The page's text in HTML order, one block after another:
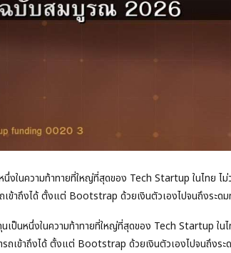
นึ่งในความท้าทายที่ใหญ่ที่สุดของ Tech Startup ในไทย ไ
เข้าถึงได้ ตั้งแต่ Bootstrap ด้วยเงินตัวเองไปจนถึงระ
นเป็นหนึ่งในความท้าทายที่ใหญ่ที่สุดของ Tech Startup ใน
ถเข้าถึงได้ ตั้งแต่ Bootstrap ด้วยเงินตัวเองไปจนถึงร